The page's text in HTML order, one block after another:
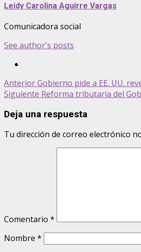
Leidy Carolina Aguirre Vargas
Comunicadora social
See author's posts
Post
navigation
AnteriorGobierno pide a EE. UU.
Siguiente Reforma tributaria del
Deja una respuesta
Tu dirección de correo electrónico
Comentario *
Nombre *